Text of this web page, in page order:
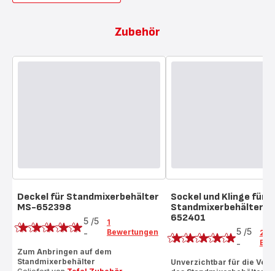
Zubehör
Deckel für Standmixerbehälter
MS-652398
Bewertung
mit
5
5 /5
-
1
Bewertungen
Zum Anbringen auf dem
Standmixerbehälter
Sockel und Klinge für
Standmixerbehälter
652401
Bewertung
mit
5 /5
-
2
Unverzichtbar für die